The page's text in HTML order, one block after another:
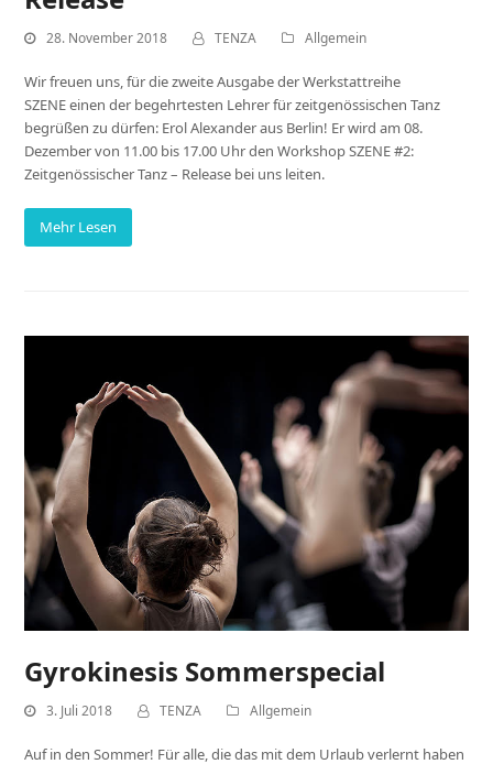
28. November 2018 TENZA Allgemein
Wir freuen uns, für die zweite Ausgabe der Werkstattreihe
SZENE einen der begehrtesten Lehrer für zeitgenössischen Tanz
begrüßen zu dürfen: Erol Alexander aus Berlin! Er wird am 08.
Dezember von 11.00 bis 17.00 Uhr den Workshop SZENE #2:
Zeitgenössischer Tanz – Release bei uns leiten.
Mehr Lesen
Gyrokinesis Sommerspecial
3. Juli 2018 TENZA Allgemein
Auf in den Sommer! Für alle, die das mit dem Urlaub verlernt haben